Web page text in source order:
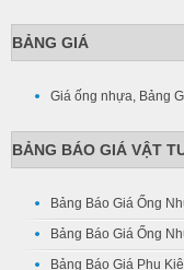
BẢNG GIÁ
Giá ống nhựa, Bảng
BẢNG BÁO GIÁ VẬT
Bảng Báo Giá Ống
Bảng Báo Giá Ống
Bảng Báo Giá Phụ